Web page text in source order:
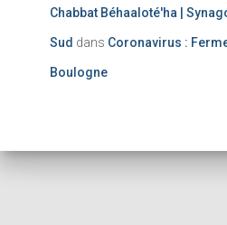
Chabbat Béhaaloté'ha |
Sud dans Coronavirus :
Boulogne